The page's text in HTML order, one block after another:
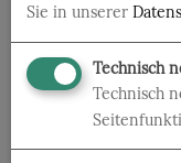
Produktion
Sie in unserer
Technisch
Technisch